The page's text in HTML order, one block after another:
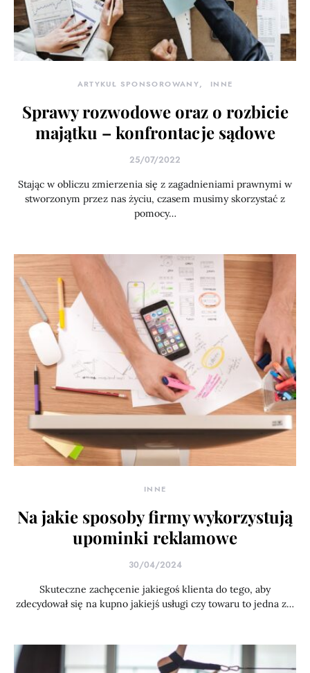
ARTYKUŁ SPONSOROWANY INNE
Sprawy rozwodowe oraz o rozbicie
majątku – konfrontacje sądowe
25/07/2022
Stając w obliczu zmierzenia się z zagadnieniami prawnymi w
stworzonym przez nas życiu, czasem musimy skorzystać z
pomocy…
INNE
Na jakie sposoby firmy wykorzystują
upominki reklamowe
30/04/2024
Skuteczne zachęcenie jakiegoś klienta do tego, aby
zdecydował się na kupno jakiejś usługi czy towaru to jedna z…